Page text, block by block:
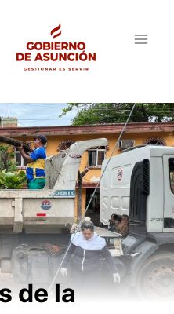
de la